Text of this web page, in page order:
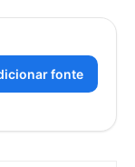
fonte